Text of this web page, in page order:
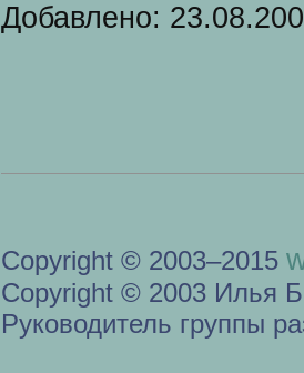
Добавлено:
Copyright © 2003–2015
Copyright © 2003 Илья
Руководитель группы